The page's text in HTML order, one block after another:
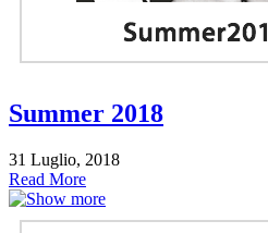
Summer 2018
31 Luglio, 2018
Read More